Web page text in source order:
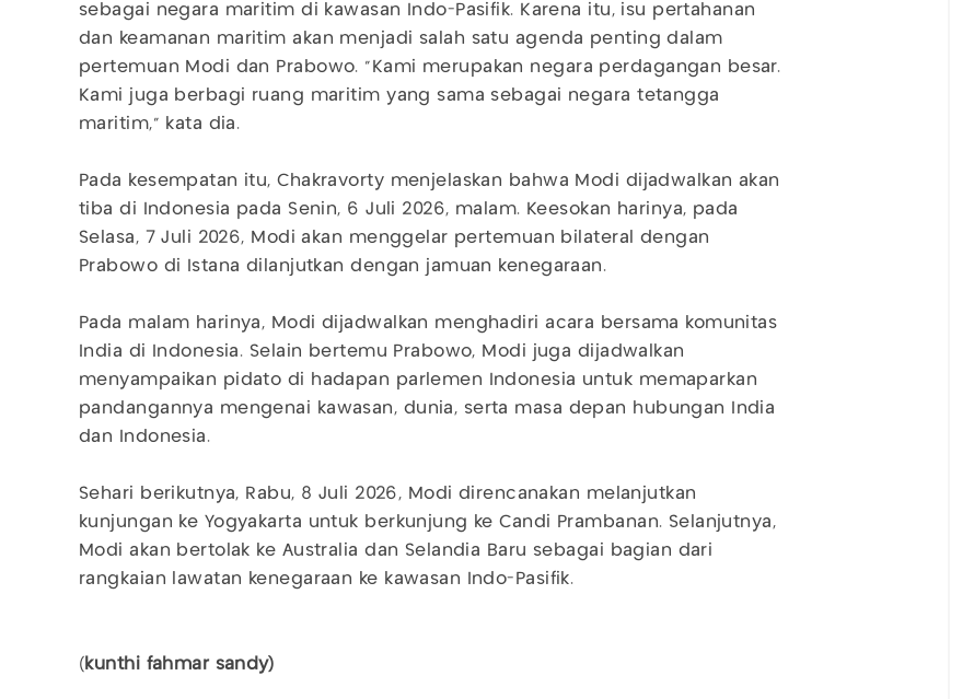
sebagai negara maritim di kawasan Indo-Pasifik. Karena itu, isu pertahanan
dan keamanan maritim akan menjadi salah satu agenda penting dalam
pertemuan Modi dan Prabowo. “Kami merupakan negara perdagangan besar.
Kami juga berbagi ruang maritim yang sama sebagai negara tetangga
maritim,” kata dia.
Pada kesempatan itu, Chakravorty menjelaskan bahwa Modi dijadwalkan akan
tiba di Indonesia pada Senin, 6 Juli 2026, malam. Keesokan harinya, pada
Selasa, 7 Juli 2026, Modi akan menggelar pertemuan bilateral dengan
Prabowo di Istana dilanjutkan dengan jamuan kenegaraan.
Pada malam harinya, Modi dijadwalkan menghadiri acara bersama komunitas
India di Indonesia. Selain bertemu Prabowo, Modi juga dijadwalkan
menyampaikan pidato di hadapan parlemen Indonesia untuk memaparkan
pandangannya mengenai kawasan, dunia, serta masa depan hubungan India
dan Indonesia.
Sehari berikutnya, Rabu, 8 Juli 2026, Modi direncanakan melanjutkan
kunjungan ke Yogyakarta untuk berkunjung ke Candi Prambanan. Selanjutnya,
Modi akan bertolak ke Australia dan Selandia Baru sebagai bagian dari
rangkaian lawatan kenegaraan ke kawasan Indo-Pasifik.
( kunthi fahmar sandy)